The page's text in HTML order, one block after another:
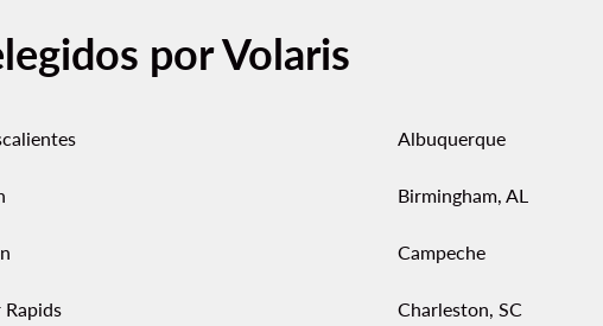
por Volaris
Albuquerque
Birmingham, AL
Campeche
Rapids Charleston, SC